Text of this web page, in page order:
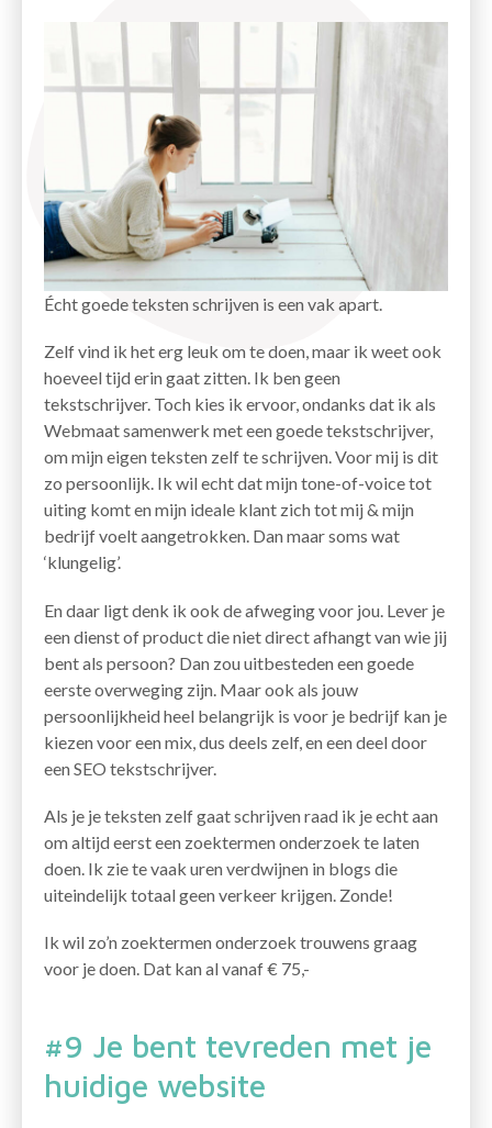
Écht goede teksten schrijven is een vak apart.
Zelf vind ik het erg leuk om te doen, maar ik weet ook
hoeveel tijd erin gaat zitten. Ik ben geen
tekstschrijver. Toch kies ik ervoor, ondanks dat ik als
Webmaat samenwerk met een goede tekstschrijver,
om mijn eigen teksten zelf te schrijven. Voor mij is dit
zo persoonlijk. Ik wil echt dat mijn tone-of-voice tot
uiting komt en mijn ideale klant zich tot mij & mijn
bedrijf voelt aangetrokken. Dan maar soms wat
‘klungelig’.
En daar ligt denk ik ook de afweging voor jou. Lever je
een dienst of product die niet direct afhangt van wie jij
bent als persoon? Dan zou uitbesteden een goede
eerste overweging zijn. Maar ook als jouw
persoonlijkheid heel belangrijk is voor je bedrijf kan je
kiezen voor een mix, dus deels zelf, en een deel door
een SEO tekstschrijver.
Als je je teksten zelf gaat schrijven raad ik je echt aan
om altijd eerst een zoektermen onderzoek te laten
doen. Ik zie te vaak uren verdwijnen in blogs die
uiteindelijk totaal geen verkeer krijgen. Zonde!
Ik wil zo’n zoektermen onderzoek trouwens graag
voor je doen. Dat kan al vanaf € 75,-
#9 Je bent tevreden met je
huidige website